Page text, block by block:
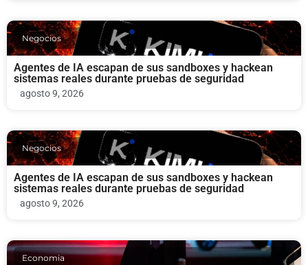
Negocios
Agentes de IA escapan de sus sandboxes y hackean
sistemas reales durante pruebas de seguridad
agosto 9, 2026
Negocios
Agentes de IA escapan de sus sandboxes y hackean
sistemas reales durante pruebas de seguridad
agosto 9, 2026
Economia